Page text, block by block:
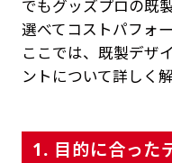
でもグッズプロの既
選べてコストパフォ
ここでは、既製デザ
ントについて詳しく解
1. 目的に合った